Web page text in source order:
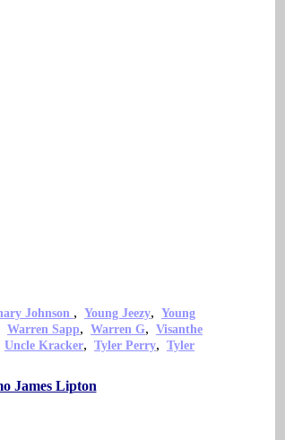
Johnson , Young Jeezy, Young
Warren Sapp, Warren G, Visanthe
Uncle Kracker, Tyler Perry, Tyler
James Lipton